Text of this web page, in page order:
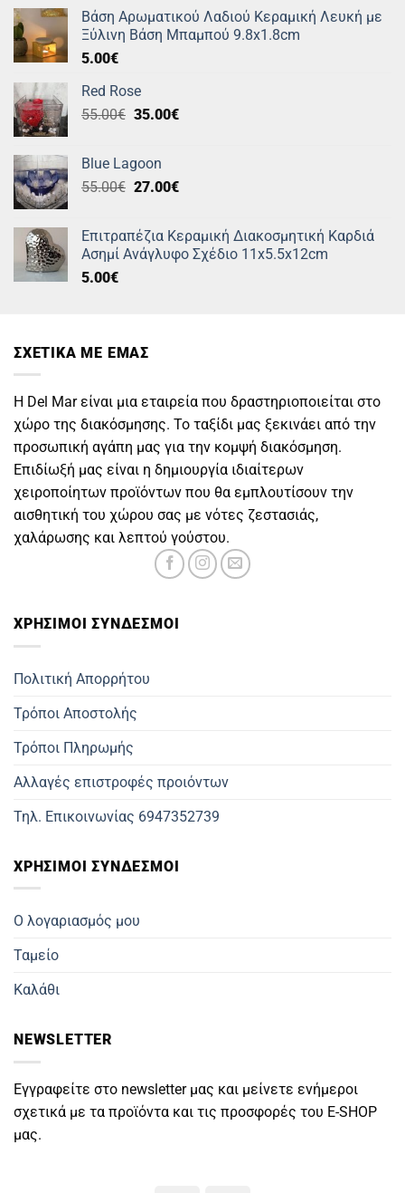
Βάση Αρωματικού Λαδιού Κεραμική Λευκή με
Ξύλινη Βάση Μπαμπού 9.8x1.8cm
5.00€
Red Rose
55.00€ Original
55.00€.
35.00€Η
35.00€.
Blue Lagoon
55.00€ Original
55.00€.
27.00€Η
είναι:
27.00€.
Επιτραπέζια Κεραμική Διακοσμητική Καρδιά
Ασημί Ανάγλυφο Σχέδιο 11x5.5x12cm
5.00€
ΣΧΕΤΙΚΑ ΜΕ ΕΜΑΣ
Η Del Mar είναι μια εταιρεία που δραστηριοποιείται στο
χώρο της διακόσμησης. Το ταξίδι μας ξεκινάει από την
προσωπική αγάπη μας για την κομψή διακόσμηση.
Επιδίωξή μας είναι η δημιουργία ιδιαίτερων
χειροποίητων προϊόντων που θα εμπλουτίσουν την
αισθητική του χώρου σας με νότες ζεστασιάς,
χαλάρωσης και λεπτού γούστου.
ΧΡΗΣΙΜOΙ ΣΥΝΔΕΣΜΟΙ
Πολιτική Απορρήτου
Τρόποι Αποστολής
Τρόποι Πληρωμής
Αλλαγές επιστροφές προιόντων
Τηλ. Επικοινωνίας 6947352739
ΧΡΗΣΙΜΟΙ ΣΥΝΔΕΣΜΟΙ
Ο λογαριασμός μου
Ταμείο
Καλάθι
NEWSLETTER
Εγγραφείτε στο newsletter μας και μείνετε ενήμεροι
σχετικά με τα προϊόντα και τις προσφορές του E-SHOP
μας.